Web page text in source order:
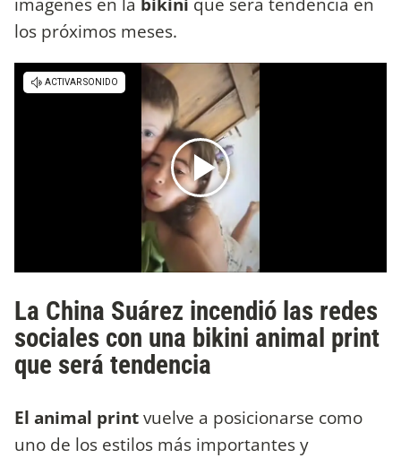
los próximos meses.
La China Suárez incendió las redes
sociales con una bikini animal print
que será tendencia
El animal printvuelve a posicionarse como
uno de los estilos más importantes y